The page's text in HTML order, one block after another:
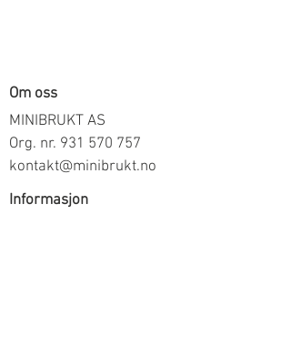
Om oss
MINIBRUKT AS
Org. nr. 931 570 757
kontakt@minibrukt.no
Informasjon